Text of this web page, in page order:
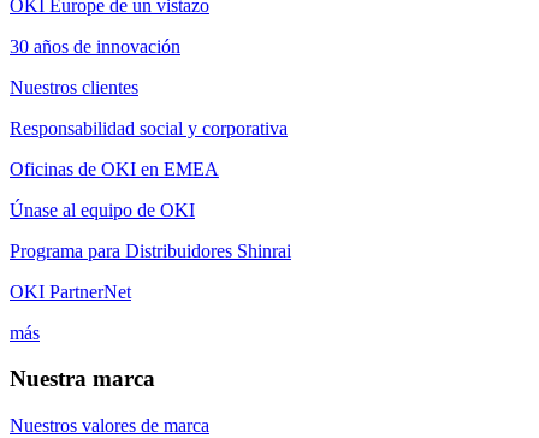
OKI Europe de un vistazo
30 años de innovación
Nuestros clientes
Responsabilidad social y corporativa
Oficinas de OKI en EMEA
Únase al equipo de OKI
Programa para Distribuidores Shinrai
OKI PartnerNet
más
Nuestra marca
Nuestros valores de marca